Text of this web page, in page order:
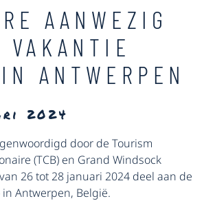
AANWEZIG
VAKANTIE
ANTWERPEN
2024
door de Tourism
(TCB) en Grand Windsock
26 tot 28 januari 2024 deel aan de
in Antwerpen, België.